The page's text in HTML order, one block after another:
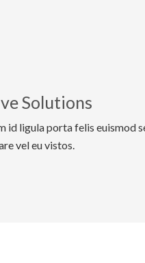
Solutions
id ligula porta felis euismod
vel eu vistos.